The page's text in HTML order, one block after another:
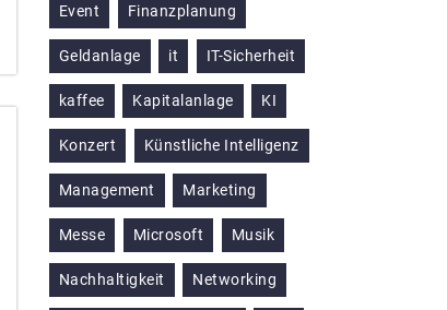
Event Finanzplanung
Geldanlage it IT-Sicherheit
kaffee Kapitalanlage KI
Konzert Künstliche Intelligenz
Management Marketing
Messe Microsoft Musik
Nachhaltigkeit Networking